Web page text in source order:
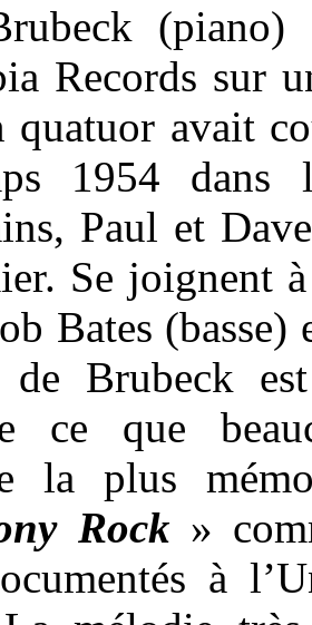
(piano)
Records sur
quatuor avait
1954 dans
Paul et
Se joignent
Bates
de Brubeck
ce que
la plus
Rock»
à